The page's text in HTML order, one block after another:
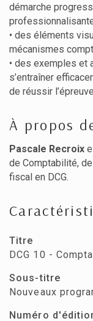
démarche
• des éléments
mécanismes
• des exemples et
s’entraîner
de réussir
À propos
Pascale Recroix
de Comptabilité,
fiscal en DCG.
Titre
DCG 10 -
Sous-titre
Nouveaux
Numéro